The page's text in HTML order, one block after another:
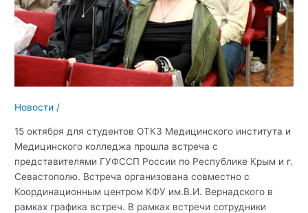
Республике
Крым
г.
Севастополю
Новости /
15 октября для студентов ОТКЗ Медицинского института и
Медицинского колледжа прошла встреча с
представителями ГУФССП России по Республике Крым и г.
Севастополю. Встреча организована совместно с
Координационным центром КФУ им.В.И. Вернадского в
рамках графика встреч. В рамках встречи сотрудники